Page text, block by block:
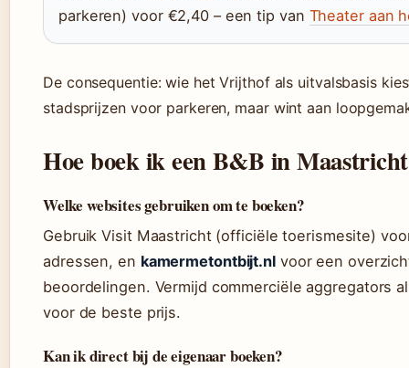
parkeren) voor €2,40 – een tip van Theater aan
De consequentie: wie het Vrijthof als uitvalsbasis
stadsprijzen voor parkeren, maar wint aan
Hoe boek ik een B&B in
Welke websites gebruiken om te boeken?
Gebruik Visit Maastricht (officiële toerismesite)
adressen, en kamermetontbijt.nlvoor een
beoordelingen. Vermijd commerciële aggregators
voor de beste prijs.
Kan ik direct bij de eigenaar boeken?